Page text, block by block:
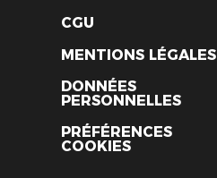
CGU
MENTIONS LÉGALES
DONNÉES
PERSONNELLES
PRÉFÉRENCES
COOKIES